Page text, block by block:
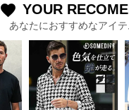
favorite YOUR
あなたにおすすめなアイテ